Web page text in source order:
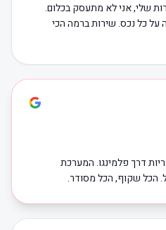
שלי, אני לא מתעסק בכלום.
על כל נכס. שירות ברמה הכי
5 דירות בקריות דרך פלמינגו. המערכת
הכל שקוף, הכל מסודר.